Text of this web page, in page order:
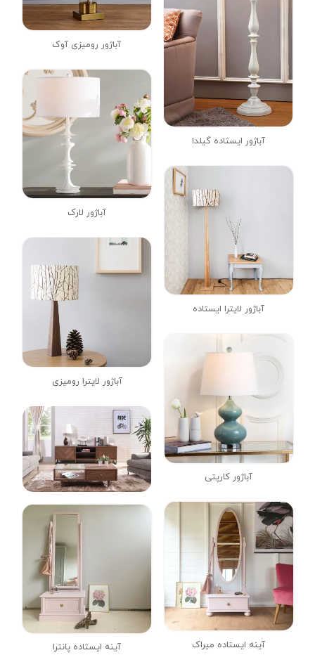
آباژور ایستاده گیلدا
آباژور رومیزی آوک
آباژور لارک
آباژور لایترا ایستاده
آباژور لایترا رومیزی
آباژور کارپتی
آینه ایستاده میراک
آینه ایستاده پانترا